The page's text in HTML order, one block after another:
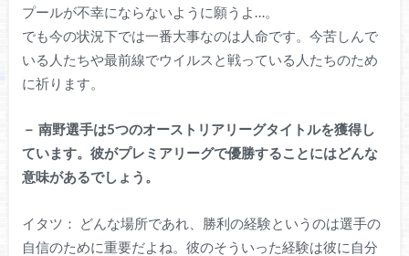
プールが不幸にならないように願うよ…。
でも今の状況下では一番大事なのは人命です。今苦しんで
いる人たちや最前線でウイルスと戦っている人たちのため
に祈ります。
－ 南野選手は5つのオーストリアリーグタイトルを獲得し
ています。彼がプレミアリーグで優勝することにはどんな
意味があるでしょう。
イタツ： どんな場所であれ、勝利の経験というのは選手の
自信のために重要だよね。彼のそういった経験は彼に自分